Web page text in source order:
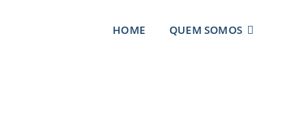
HOME QUEM SOMOS